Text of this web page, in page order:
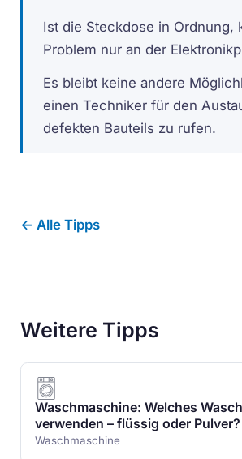
Ist die Steckdose in Ordnung,
Problem nur an der
Es bleibt keine andere
einen Techniker für den
defekten Bauteils zu rufen.
← Alle Tipps
Weitere Tipps
Waschmaschine: Welches
verwenden – flüssig oder Pulver?
Waschmaschine